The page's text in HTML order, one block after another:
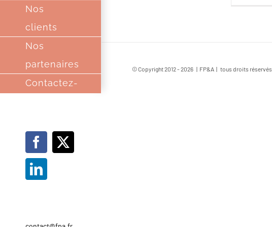
Nos
clients
Nos
partenaires
Contactez-
Facebook
X
LinkedIn
© Copyright 2012 -2026 | FP&A | tous droits réservés